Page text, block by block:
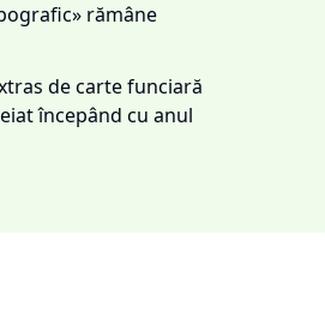
rămâne
de carte funciară
începând cu anul